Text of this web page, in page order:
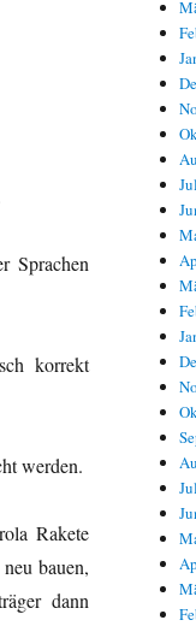
Sprachen
korrekt
werden.
Rakete
bauen,
dann